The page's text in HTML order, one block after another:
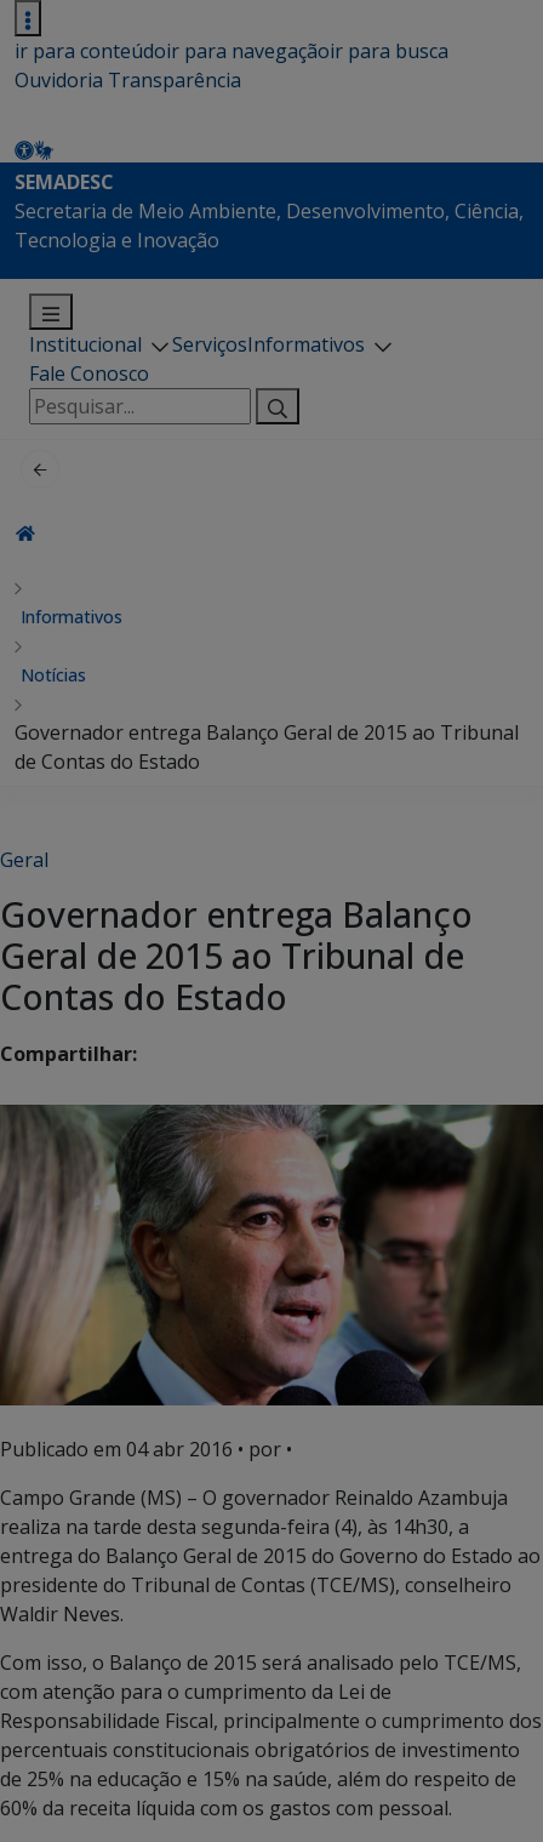
ir para conteúdoir para navegaçãoir para busca
Ouvidoria Transparência
SEMADESC
Secretaria de Meio Ambiente, Desenvolvimento, Ciência,
Tecnologia e Inovação
Institucional ServiçosInformativos
Fale Conosco
Pesquisar
por:
Informativos
Notícias
Governador entrega Balanço Geral de 2015 ao Tribunal
de Contas do Estado
Geral
Governador entrega Balanço
Geral de 2015 ao Tribunal de
Contas do Estado
Compartilhar:
Publicado em 04 abr 2016 • por •
Campo Grande (MS) – O governador Reinaldo Azambuja
realiza na tarde desta segunda-feira (4), às 14h30, a
entrega do Balanço Geral de 2015 do Governo do Estado ao
presidente do Tribunal de Contas (TCE/MS), conselheiro
Waldir Neves.
Com isso, o Balanço de 2015 será analisado pelo TCE/MS,
com atenção para o cumprimento da Lei de
Responsabilidade Fiscal, principalmente o cumprimento dos
percentuais constitucionais obrigatórios de investimento
de 25% na educação e 15% na saúde, além do respeito de
60% da receita líquida com os gastos com pessoal.